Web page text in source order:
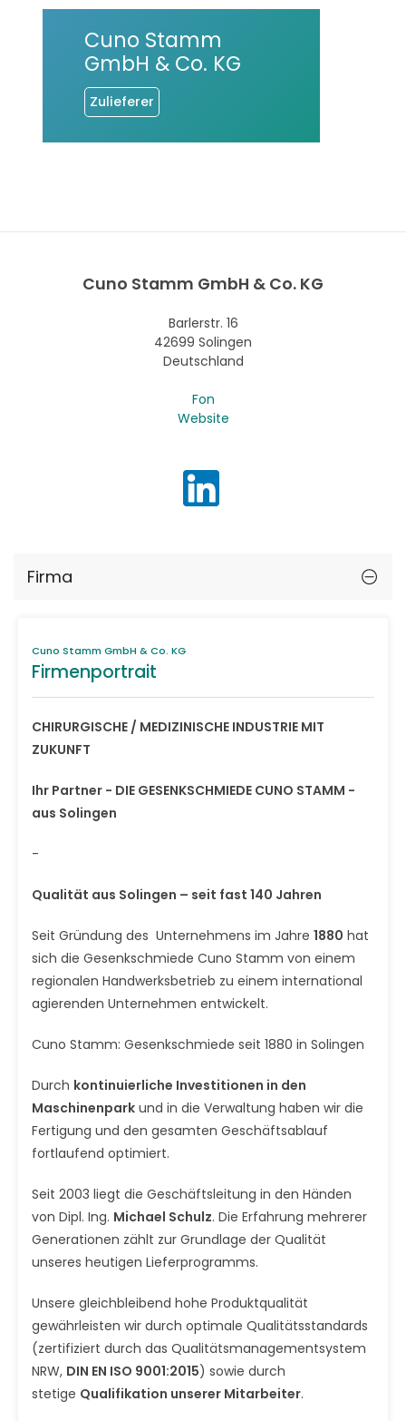
Cuno Stamm
GmbH & Co. KG
Zulieferer
Cuno Stamm GmbH & Co. KG
Barlerstr. 16
42699 Solingen
Deutschland
Fon
Website
Firma
Cuno Stamm GmbH & Co. KG
Firmenportrait
CHIRURGISCHE / MEDIZINISCHE INDUSTRIE MIT
ZUKUNFT
Ihr Partner - DIE GESENKSCHMIEDE CUNO STAMM -
aus Solingen
-
Qualität aus Solingen – seit fast 140 Jahren
Seit Gründung des Unternehmens im Jahre 1880 hat
sich die Gesenkschmiede Cuno Stamm von einem
regionalen Handwerksbetrieb zu einem international
agierenden Unternehmen entwickelt.
Cuno Stamm: Gesenkschmiede seit 1880 in Solingen
Durch kontinuierliche Investitionen in den
Maschinenpark und in die Verwaltung haben wir die
Fertigung und den gesamten Geschäftsablauf
fortlaufend optimiert.
Seit 2003 liegt die Geschäftsleitung in den Händen
von Dipl. Ing. Michael Schulz. Die Erfahrung mehrerer
Generationen zählt zur Grundlage der Qualität
unseres heutigen Lieferprogramms.
Unsere gleichbleibend hohe Produktqualität
gewährleisten wir durch optimale Qualitätsstandards
(zertifiziert durch das Qualitätsmanagementsystem
NRW, DIN EN ISO 9001:2015) sowie durch
stetige Qualifikation unserer Mitarbeiter.